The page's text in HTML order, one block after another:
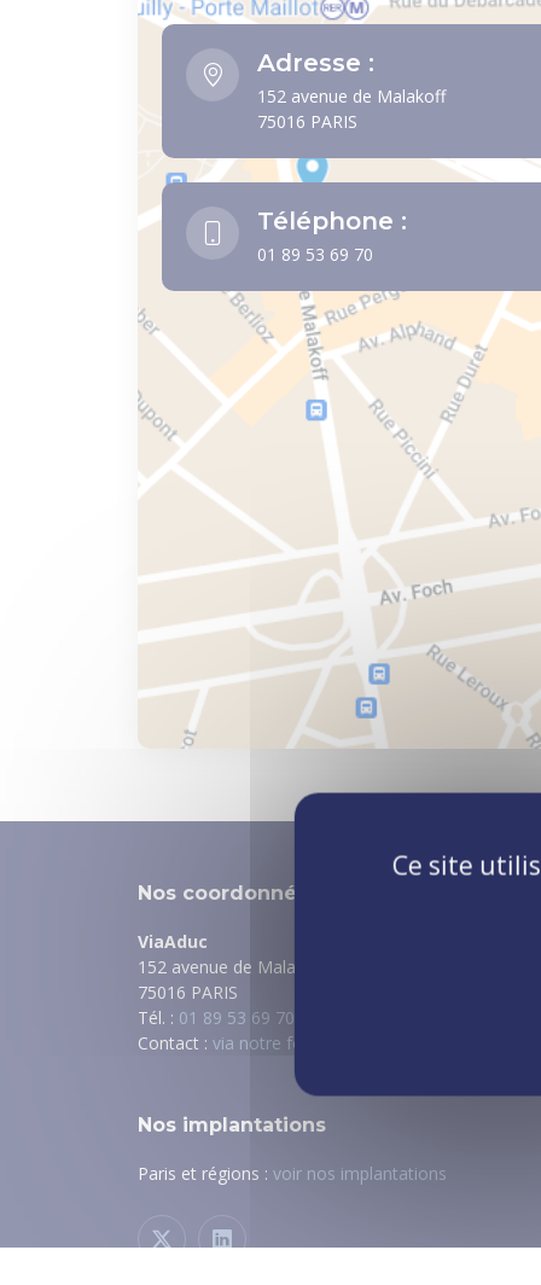
Adresse :
152 avenue de Malakoff
75016 PARIS
Téléphone :
01 89 53 69 70
Nos coordonnées
ViaAduc
152 avenue de Malakoff
75016 PARIS
Tél. : 01 89 53 69 70
Contact : via notre formulaire
Nos implantations
Paris et régions : voir nos implantations
Ce site